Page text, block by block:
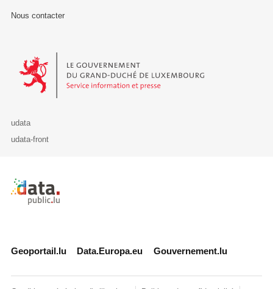
Nous contacter
Le Gouvernement du Grand-Duché de Luxembourg - Service
udata
udata-front
Retour à l'accueil de data.public.lu
Geoportail.lu Data.Europa.eu Gouvernement.lu